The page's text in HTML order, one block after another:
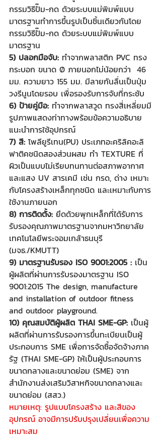
กรรมวิธีปั๊ม-กด ด้วยระบบแม่พิมพ์แบบ
มาตรฐานทำการขึ้นรูปเป็นชิ้นเดียวกันโดย
กรรมวิธีปั๊ม-กด ด้วยระบบแม่พิมพ์แบบ
มาตรฐาน
5) ปลอกมือจับ: ทำจากพลาสติก PVC ทรง
กระบอก ขนาด Ø ภายนอกไม่น้อยกว่า  46
มม. ความยาว 155 มม. มีลายกันลื่นเป็นปุ่ม
วงรีนูนโดยรอบ เพื่อรองรับการจับที่กระชับ
6) ป้ายคู่มือ: ทำจากพลาสวูด ทรงสี่เหลี่ยมมี
รูปภาพแสดงท่าทางพร้อมข้อความอธิบาย
แนะนำการใช้อุปกรณ์
7) สี: โพลียูรีเทน(PU) ประเภทอะคริลิคอะลิ
ฟาติคชนิดสองส่วนผสม ทำ TEXTURE ที่
ผิวเป็นแบบไม่เรียบทนทานต่อสภาพอากาศ
และแสง UV สารเคมี เช่น กรด, ด่าง เหมาะ
กับโครงสร้างเหล็กทุกชนิด และเหมาะกับการ
ใช้งานภายนอก
8) การติดตั้ง: ยึดด้วยพุกเหล็กที่ได้รับการ
รับรองคุณภาพมาตรฐานจากมหาวิทยาลัย
เทคโนโลยีพระจอมเกล้าธนบุรี
(มจธ./KMUTT)
9) มาตรฐานรับรอง ISO 9001:2005 : เป็น
ผู้ผลิตที่ผ่านการรับรองมาตรฐาน ISO
9001:2015 The design, manufacture
and installation of outdoor fitness
and outdoor playground.
10) คุณสมบัติผู้ผลิต THAI SME-GP: เป็นผู้
ผลิตที่ผ่านการรับรองการขึ้นทะเบียนเป็นผู้
ประกอบการ SME เพื่อการจัดซื้อจัดจ้างภาค
รัฐ (THAI SME-GP) ให้เป็นผู้ประกอบการ
ขนาดกลางและขนาดย่อม (SME) จาก
สำนักงานส่งเสริมวิสาหกิจขนาดกลางและ
ขนาดย่อม (สสว.)
หมายเหตุ: รูปแบบโครงสร้าง และสีของ
อุปกรณ์ อาจมีการปรับปรุงเปลี่ยนเพื่อความ
เหมาะสม